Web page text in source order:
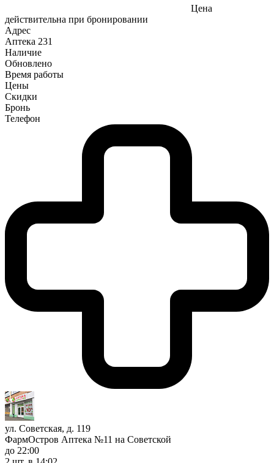
Цена
действительна при бронировании
Адрес
Аптека 231
Наличие
Обновлено
Время работы
Цены
Скидки
Бронь
Телефон
ул. Советская, д. 119
ФармОстров Аптека №11 на Советской
до 22:00